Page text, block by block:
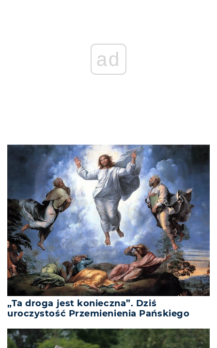
ad
„Ta droga jest konieczna”. Dziś
uroczystość Przemienienia Pańskiego